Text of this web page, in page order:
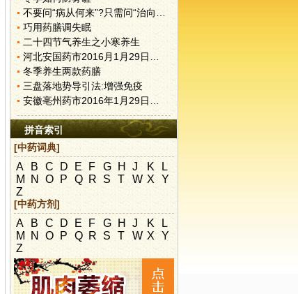
不要问“病从何来”?只需问“治向何去”?
巧用药膳调失眠
二十四节气养生之小寒养生
河北安国药市2016月1月29日快讯
冬季养生两款药膳
三盘落地势导引法:增强免疫
安徽亳州药市2016年1月29日快讯
拼音索引
[中药词典]
A B C D E F G H J K
L
M N O P Q R S T W X
Y
Z
[中药方剂]
A B C D E F G H J K
L
M N O P Q R S T W X
Y
Z